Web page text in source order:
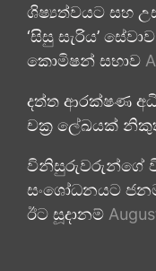
ශිෂ්‍යත්වයට සහ
‘සිසු සැරිය’
කොමිෂන් සභාව
දත්ත ආරක්ෂණ
චක්‍ර ලේඛයක්
විනිසුරුවරුන්ගේ
සංශෝධනයට
ඊට සූදානම්